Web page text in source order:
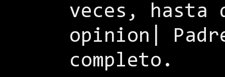
veces, hasta
opinion|
completo.